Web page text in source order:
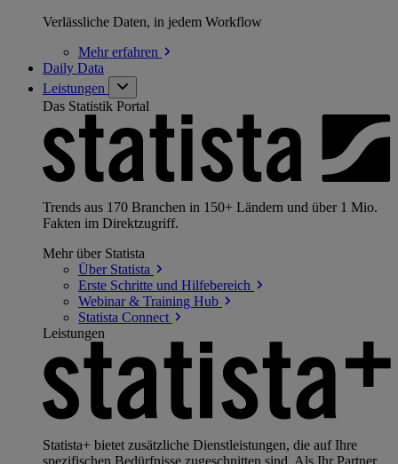
Verlässliche Daten, in jedem Workflow
Mehrerfahren
Daily Data
Leistungen
Das Statistik Portal
Trends aus 170 Branchen in 150+ Ländern und über 1 Mio.
Fakten im Direktzugriff.
Mehr über Statista
Über Statista
Erste Schritte und Hilfebereich
Webinar & Training Hub
Statista Connect
Leistungen
Statista+ bietet zusätzliche Dienstleistungen, die auf Ihre
spezifischen Bedürfnisse zugeschnitten sind. Als Ihr Partner